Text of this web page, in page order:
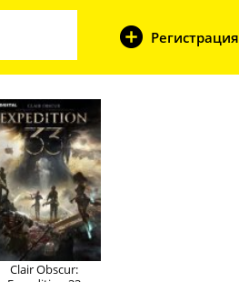
Регистрация
Clair Obscur: